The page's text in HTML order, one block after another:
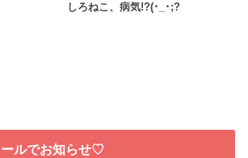
しろねこ、病気!?(･_･;?
ルでお知らせ♡